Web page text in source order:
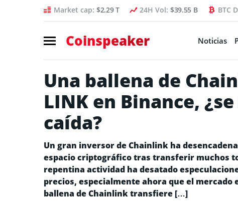
Market cap: $2.29 T 24H Vol: $39.55 B BTC
Coinspeaker Noticias
Una ballena de
LINK en Binance,
caída?
Un gran inversor de Chainlink ha
espacio criptográfico tras transferir muchos
repentina actividad ha desatado
precios, especialmente ahora que el
ballena de Chainlink transfiere […]